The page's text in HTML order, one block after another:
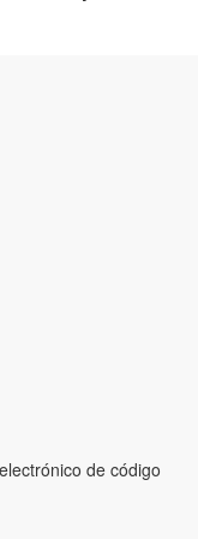
de código